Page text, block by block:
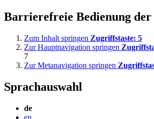
Barrierefreie Bedienung der
Zum Inhalt springen Zugriffstaste: 5
Zur Hauptnavigation springen
7
Zur Metanavigation springen
Sprachauswahl
de
en